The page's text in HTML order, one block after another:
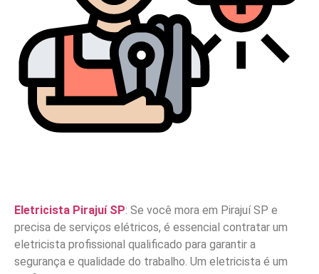
Eletricista Pirajuí SP: Se você mora em Pirajuí SP e
precisa de serviços elétricos, é essencial contratar um
eletricista profissional qualificado para garantir a
segurança e qualidade do trabalho. Um eletricista é um